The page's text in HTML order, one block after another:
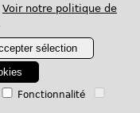
Voir notre politique de
sélection
Fonctionnalité